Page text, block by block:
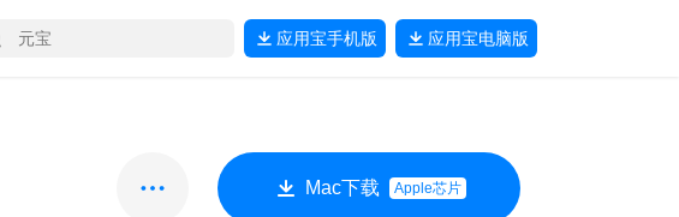
应用宝手机版 应用宝电脑版
Mac下载 Apple芯片